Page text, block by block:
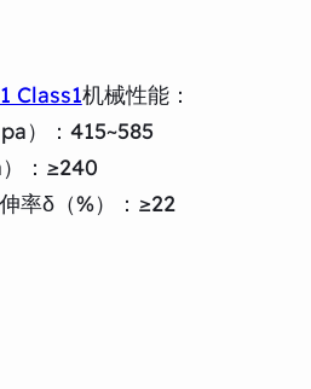
Class1机械性能：
）：415~585
：≥240
率δ（%）：≥22